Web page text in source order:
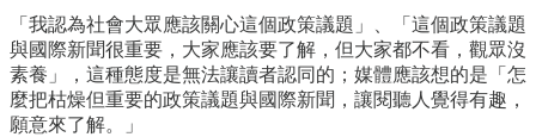
「我認為社會大眾應該關心這個政策議題」、「這個政策議題
與國際新聞很重要，大家應該要了解，但大家都不看，觀眾沒
素養」，這種態度是無法讓讀者認同的；媒體應該想的是「怎
麼把枯燥但重要的政策議題與國際新聞，讓閱聽人覺得有趣，
願意來了解。」